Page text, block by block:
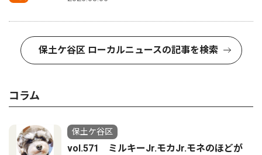
保土ケ谷区 ローカルニュースの記事を検索
コラム
保土ケ谷区
vol.571 ミルキーJr.モカJr.モネのほどが